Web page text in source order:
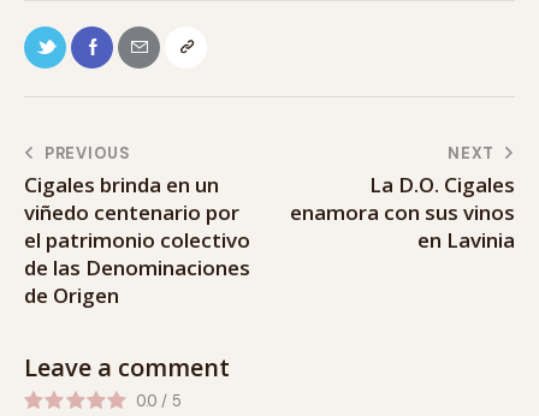
PREVIOUS
Cigales brinda en un
viñedo centenario por
el patrimonio colectivo
de las Denominaciones
de Origen
NEXT
La D.O. Cigales
enamora con sus vinos
en Lavinia
Leave a comment
0.0 / 5